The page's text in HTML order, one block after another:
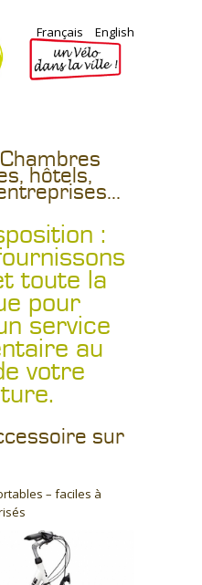
Français English
hôtels,
:
toute la
pour
service
au
votre
sur
– faciles à